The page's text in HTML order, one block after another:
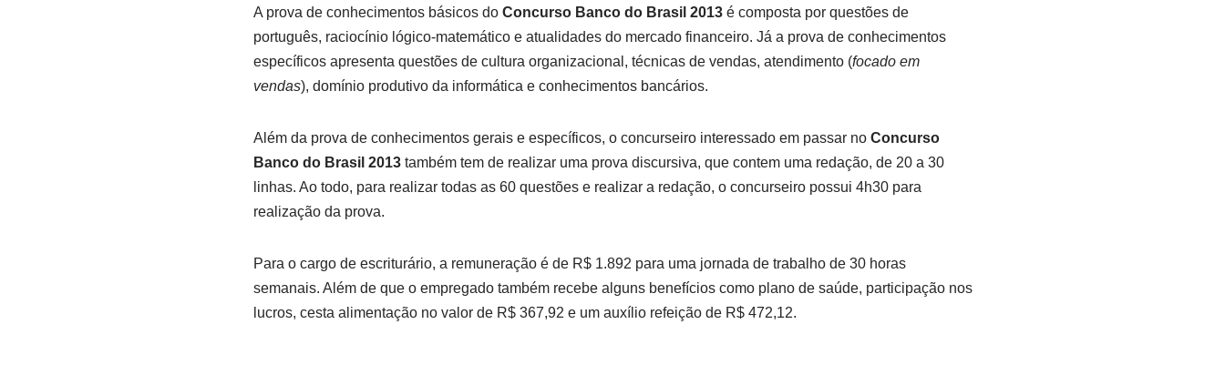
A prova de conhecimentos básicos do Concurso Banco do Brasil 2013é composta por questões de
português, raciocínio lógico-matemático e atualidades do mercado financeiro. Já a prova de conhecimentos
específicos apresenta questões de cultura organizacional, técnicas de vendas, atendimento (focado em
vendas), domínio produtivo da informática e conhecimentos bancários.
Além da prova de conhecimentos gerais e específicos, o concurseiro interessado em passar no Concurso
Banco do Brasil 2013também tem de realizar uma prova discursiva, que contem uma redação, de 20 a 30
linhas. Ao todo, para realizar todas as 60 questões e realizar a redação, o concurseiro possui 4h30 para
realização da prova.
Para o cargo de escriturário, a remuneração é de R$ 1.892 para uma jornada de trabalho de 30 horas
semanais. Além de que o empregado também recebe alguns benefícios como plano de saúde, participação nos
lucros, cesta alimentação no valor de R$ 367,92 e um auxílio refeição de R$ 472,12.